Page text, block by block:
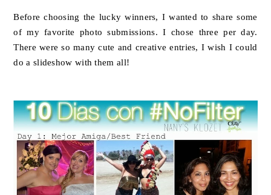
Before choosing the lucky winners, I wanted to share some
of my favorite photo submissions. I chose three per day.
There were so many cute and creative entries, I wish I could
do a slideshow with them all!